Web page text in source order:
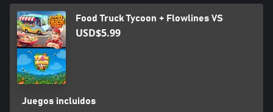
Food Truck Tycoon + Flowlines VS
USD$5.99
Juegos incluidos